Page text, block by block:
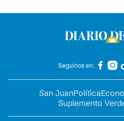
Seguinos en:
San JuanPolítica
Suplemento